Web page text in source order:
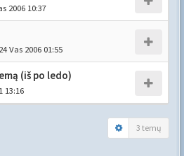
2006 10:37
Vas 2006 01:55
(iš po ledo)
13:16
3 temų